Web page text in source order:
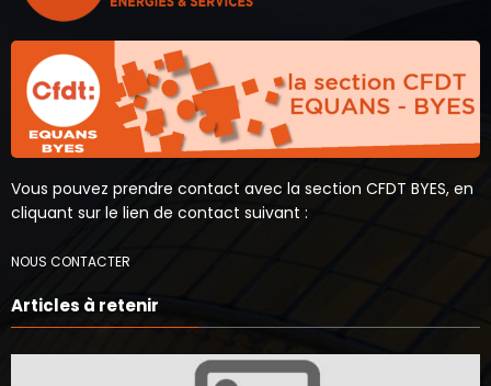
Vous pouvez prendre contact avec la section CFDT BYES, en
cliquant sur le lien de contact suivant :
NOUS CONTACTER
Articles à retenir